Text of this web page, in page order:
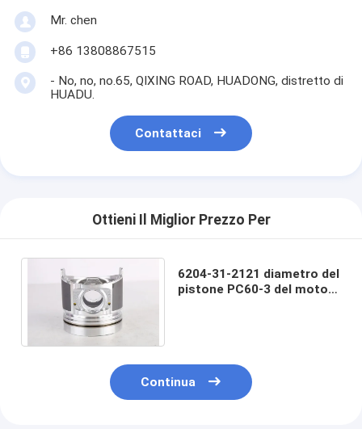
Mr. chen
+86 13808867515
- No, no, no.65, QIXING ROAD, HUADONG, distretto di
HUADU.
Contattaci
Ottieni Il Miglior Prezzo Per
6204-31-2121 diametro del
pistone PC60-3 del motore
Continua